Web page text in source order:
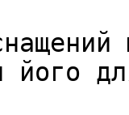
його